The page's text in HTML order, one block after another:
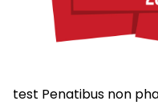
test Penatibus non